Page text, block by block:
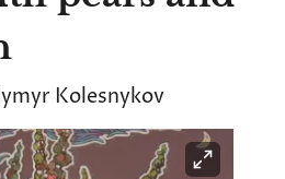
Kolesnykov